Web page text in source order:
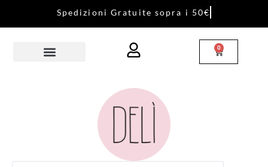
Sped izi on i Gratu ite sopra i 50€
0